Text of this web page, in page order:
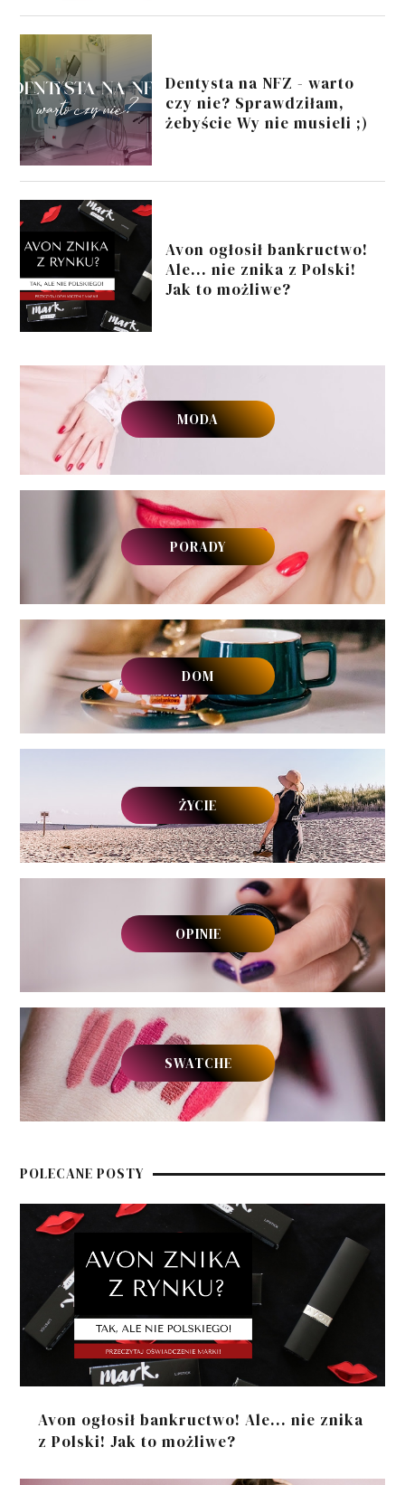
Dentysta na NFZ - warto
czy nie? Sprawdziłam,
żebyście Wy nie musieli ;)
Avon ogłosił bankructwo!
Ale... nie znika z Polski!
Jak to możliwe?
MODA
PORADY
DOM
ŻYCIE
OPINIE
SWATCHE
POLECANE POSTY
Avon ogłosił bankructwo! Ale... nie znika
z Polski! Jak to możliwe?